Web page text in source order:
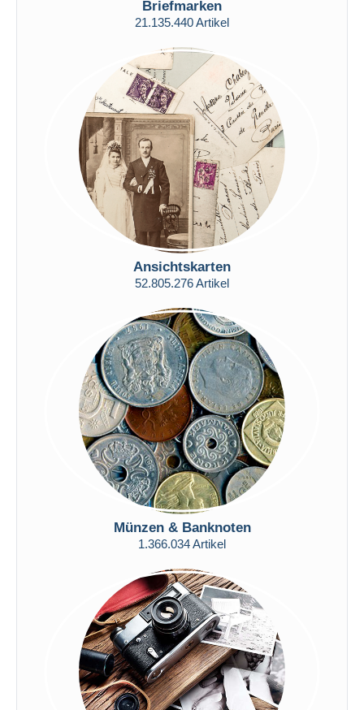
Kostenloser Versand
PayPal
Banküberweisung
Visa
Mastercard
Bancontact
iDeal
Maestro
Gesamte Auswahl aufheben
Wohnsitz des Verkäufers
Übernehmen
Briefmarken
21.135.440 Artikel
Ansichtskarten
52.805.276 Artikel
Münzen & Banknoten
1.366.034 Artikel